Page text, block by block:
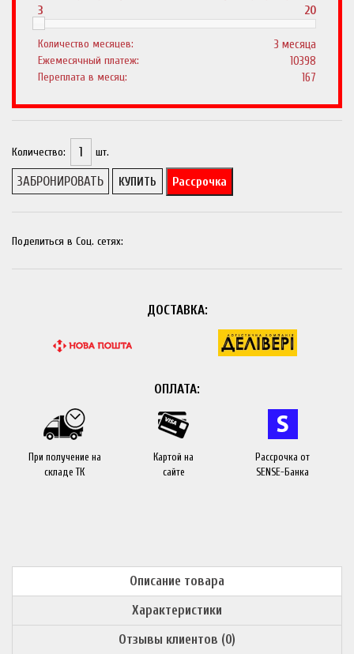
3
20
Количество месяцев:
3 месяца
Ежемесячный платеж:
10398
Переплата в месяц:
167
Количество: шт.
КУПИТЬ Рассрочка
Поделиться в Соц. сетях:
ДОСТАВКА:
ОПЛАТА:
При получение на
складе ТК
Картой на
сайте
Рассрочка от
SENSE-Банка
Описание товара
Характеристики
Отзывы клиентов (0)